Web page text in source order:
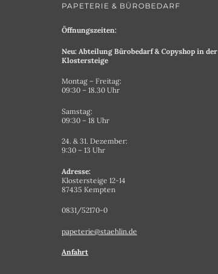
PAPETERIE & BÜROBEDARF
Öffnungszeiten:
Neu: Abteilung Bürobedarf & Copyshop in der
Klostersteige
Montag – Freitag:
09:30 – 18.30 Uhr
Samstag:
09:30 – 18 Uhr
24. & 31. Dezember:
9:30 – 13 Uhr
Adresse:
Klostersteige 12-14
87435 Kempten
0831/52170-0
papeterie@staehlin.de
Anfahrt